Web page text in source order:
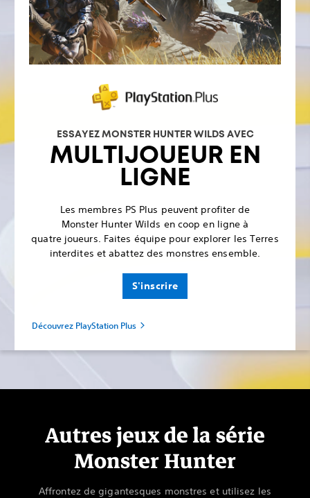
ESSAYEZ MONSTER HUNTER WILDS AVEC
MULTIJOUEUR EN
LIGNE
Les membres PS Plus peuvent profiter de
Monster Hunter Wilds en coop en ligne à
quatre joueurs. Faites équipe pour explorer les Terres
interdites et abattez des monstres ensemble.
S'inscrire
Découvrez PlayStation Plus
Autres jeux de la série
Monster Hunter
Affrontez de gigantesques monstres et utilisez les